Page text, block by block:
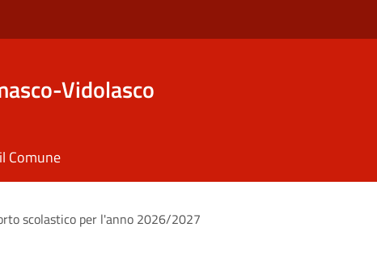
Vidolasco
Comune
scolastico per l'anno 2026/2027